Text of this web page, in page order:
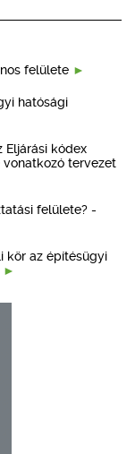
felülete
hatósági
Eljárási kódex
vonatkozó tervezet
felülete? -
kör az építésügyi